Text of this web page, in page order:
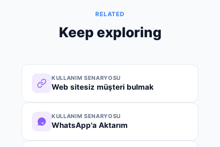
RELATED
Keep exploring
KULLANIM SENARYOSU
Web sitesiz müşteri bulmak
KULLANIM SENARYOSU
WhatsApp'a Aktarım